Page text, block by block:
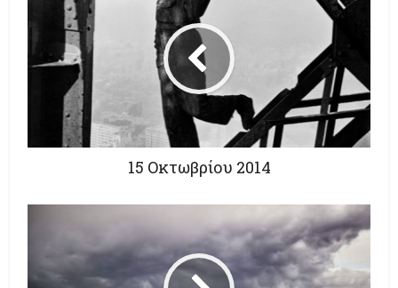
15 Οκτωβρίου 2014